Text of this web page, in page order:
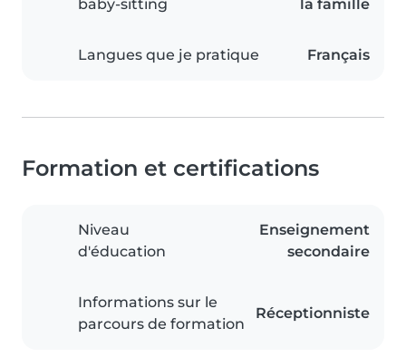
baby-sitting
la famille
Langues que je pratique Français
Formation et certifications
Niveau
d'éducation
Enseignement
secondaire
Informations sur le
parcours de formation
Réceptionniste